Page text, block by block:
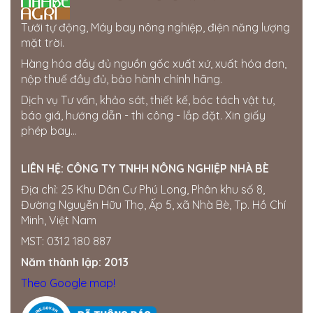
tỉnh gia lai
0963750153
Cửa hàng Gia Bách
Ấp 7, xã Xuân Tay, Cẩm Mỹ, Đồng Nai, Việt Nam
0343954508
Thế giới điện nước Đắk Nông
205 Quang Trung, Phường Nghĩa Tân, Gia Nghĩa, Đắk
Nông
Khu Đức Thọ, thị trấn Đức Phong, Bù Đăng, Bình
Phước
0834560958
Miền Nam ·SỐ 16 ẤP, Hội Phú, Tân Châu, Tây Ninh,
Việt Nam
Tưới tự động, Máy bay nông nghiệp, điện năng lượng
mặt trời.
Hàng hóa đầy đủ nguồn gốc xuất xứ, xuất hóa đơn,
nộp thuế đầy đủ, bảo hành chính hãng.
Dịch vụ Tư vấn, khảo sát, thiết kế, bóc tách vật tư,
báo giá, hướng dẫn - thi công - lắp đặt. Xin giấy
phép bay...
LIÊN HỆ: CÔNG TY TNHH NÔNG NGHIỆP NHÀ BÈ
Địa chỉ: 25 Khu Dân Cư Phú Long, Phân khu số 8,
Đường Nguyễn Hữu Thọ, Ấp 5, xã Nhà Bè, Tp. Hồ Chí
Minh, Việt Nam
MST: 0312 180 887
Năm thành lập: 2013
Theo Google map!